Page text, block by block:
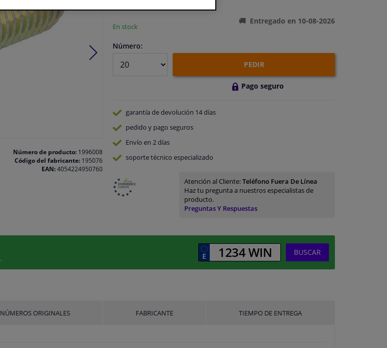
Número de producto:1996008
Código del fabricante:195076
EAN:4054224950760
En stock
Entregado en 10-08-2026
Número:
PEDIR
Pago seguro
garantía de devolución 14 días
pedido y pago seguros
Envío en 2 días
soporte técnico especializado
Atención al Cliente:Teléfono Fuera De Línea
Haz tu pregunta a nuestros especialistas de
producto.
Preguntas Y Respuestas
.
BUSCAR
NÚMEROS ORIGINALES FABRICANTE TIEMPO DE ENTREGA